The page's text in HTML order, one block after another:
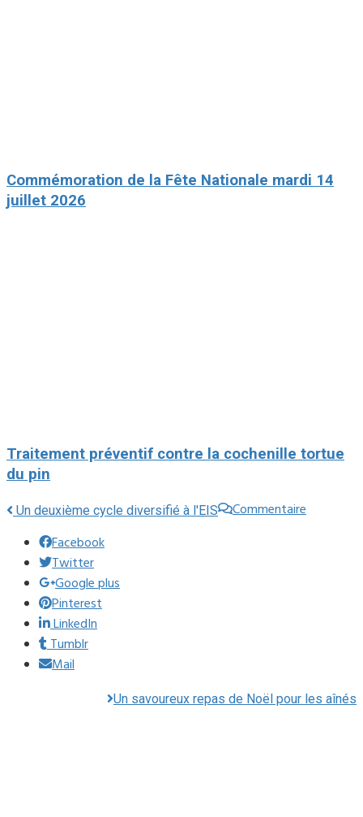
Commémoration de la Fête Nationale mardi 14
juillet 2026
Traitement préventif contre la cochenille tortue
du pin
Un deuxième cycle diversifié à l'EIS
Commentaire
Facebook
Twitter
Google plus
Pinterest
LinkedIn
Tumblr
Mail
Un savoureux repas de Noël pour les aînés